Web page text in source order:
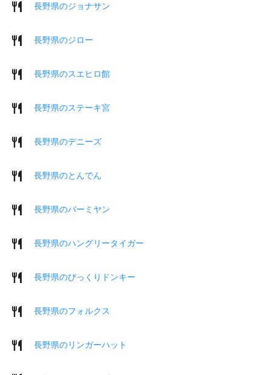
長野県のジョナサン
長野県のジロー
長野県のスエヒロ館
長野県のステーキ宮
長野県のデニーズ
長野県のとんでん
長野県のバーミヤン
長野県のハングリータイガー
長野県のびっくりドンキー
長野県のフォルクス
長野県のリンガーハット